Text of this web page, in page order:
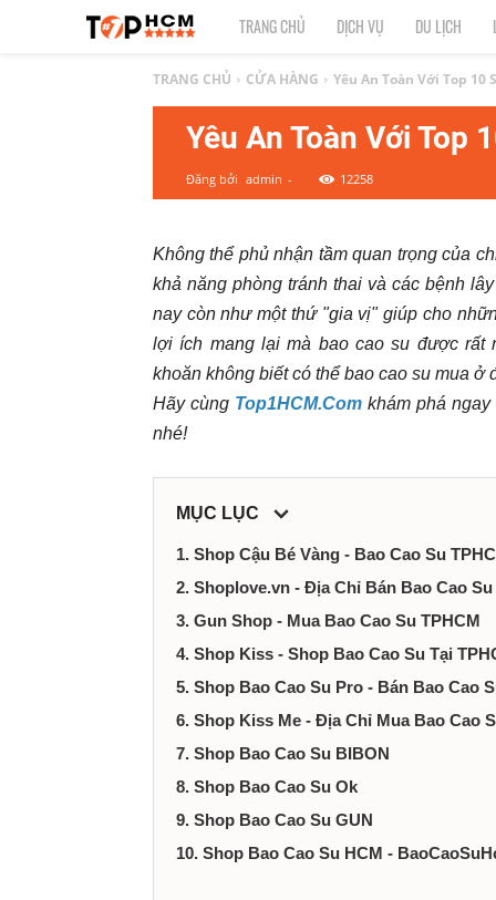
TOP
1
HCM
|
địa
điểm,
dịch
tại
Thành
phố
Hồ
Chí
Minh
TRANG CHỦ DỊCH VỤ DU LỊCH
TRANG CHỦ CỬA HÀNG Yêu An Toàn Với Top 10
Yêu An Toàn Với Top
Đăng bởi admin - 12258
Không thể phủ nhận tầm quan trọng của
khả năng phòng tránh thai và các bệnh
nay còn như một thứ "gia vị" giúp cho
lợi ích mang lại mà bao cao su được rất
khoăn không biết có thể bao cao su mua
Hãy cùng Top1HCM.Com khám phá
nhé!
MỤC LỤC
1. Shop Cậu Bé Vàng - Bao Cao Su
2. Shoplove.vn - Địa Chỉ Bán Bao Cao Su
3. Gun Shop - Mua Bao Cao Su TPHCM
4. Shop Kiss - Shop Bao Cao Su Tại
5. Shop Bao Cao Su Pro - Bán Bao Cao
6. Shop Kiss Me - Địa Chỉ Mua Bao Cao
7. Shop Bao Cao Su BIBON
8. Shop Bao Cao Su Ok
9. Shop Bao Cao Su GUN
10. Shop Bao Cao Su HCM -